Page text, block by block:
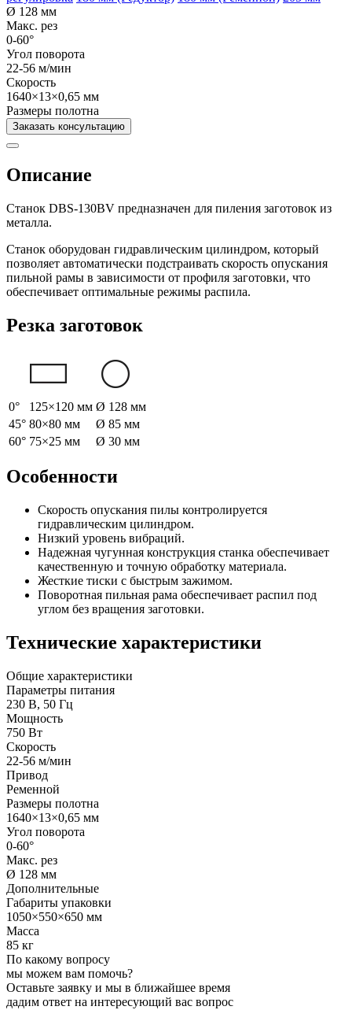
Ø 128 мм
Макс. рез
0-60°
Угол поворота
22-56 м/мин
Скорость
1640×13×0,65 мм
Размеры полотна
Заказать консультацию
Описание
Станок DBS-130BV предназначен для пиления заготовок из
металла.
Станок оборудован гидравлическим цилиндром, который
позволяет автоматически подстраивать скорость опускания
пильной рамы в зависимости от профиля заготовки, что
обеспечивает оптимальные режимы распила.
Резка заготовок
0° 125×120 мм Ø 128 мм
45° 80×80 мм
Ø 85 мм
60° 75×25 мм Ø 30 мм
Особенности
Скорость опускания пилы контролируется
гидравлическим цилиндром.
Низкий уровень вибраций.
Надежная чугунная конструкция станка обеспечивает
качественную и точную обработку материала.
Жесткие тиски с быстрым зажимом.
Поворотная пильная рама обеспечивает распил под
углом без вращения заготовки.
Технические характеристики
Общие характеристики
Параметры питания
230 В, 50 Гц
Мощность
750 Вт
Скорость
22-56 м/мин
Привод
Ременной
Размеры полотна
1640×13×0,65 мм
Угол поворота
0-60°
Макс. рез
Ø 128 мм
Дополнительные
Габариты упаковки
1050×550×650 мм
Масса
85 кг
По какому вопросу
мы можем вам помочь?
Оставьте заявку и мы в ближайшее время
дадим ответ на интересующий вас вопрос